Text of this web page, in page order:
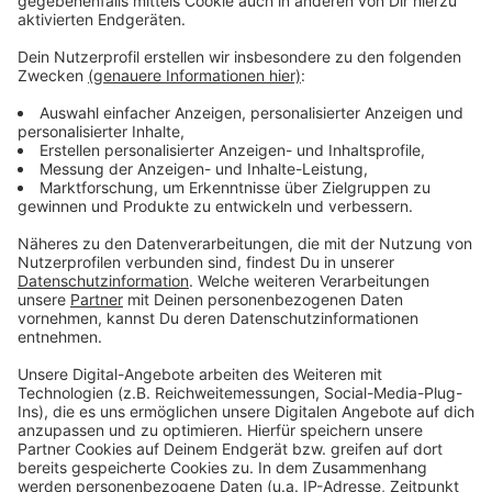
Anzeige
Das zufälligste Wissen der Welt mit Hendrik
Frost
Anzeige
Smartphone und Wikipedia haben die meisten von uns
quasi das sämtliches Wissen der Menschheit ständig
in der Hosentasche. Immerhin gibt es fast 3 Millionen
deutsche Wikipedia-Artikel. Und unser Moderator
alles mal jemand durchliest!'
Anzeige